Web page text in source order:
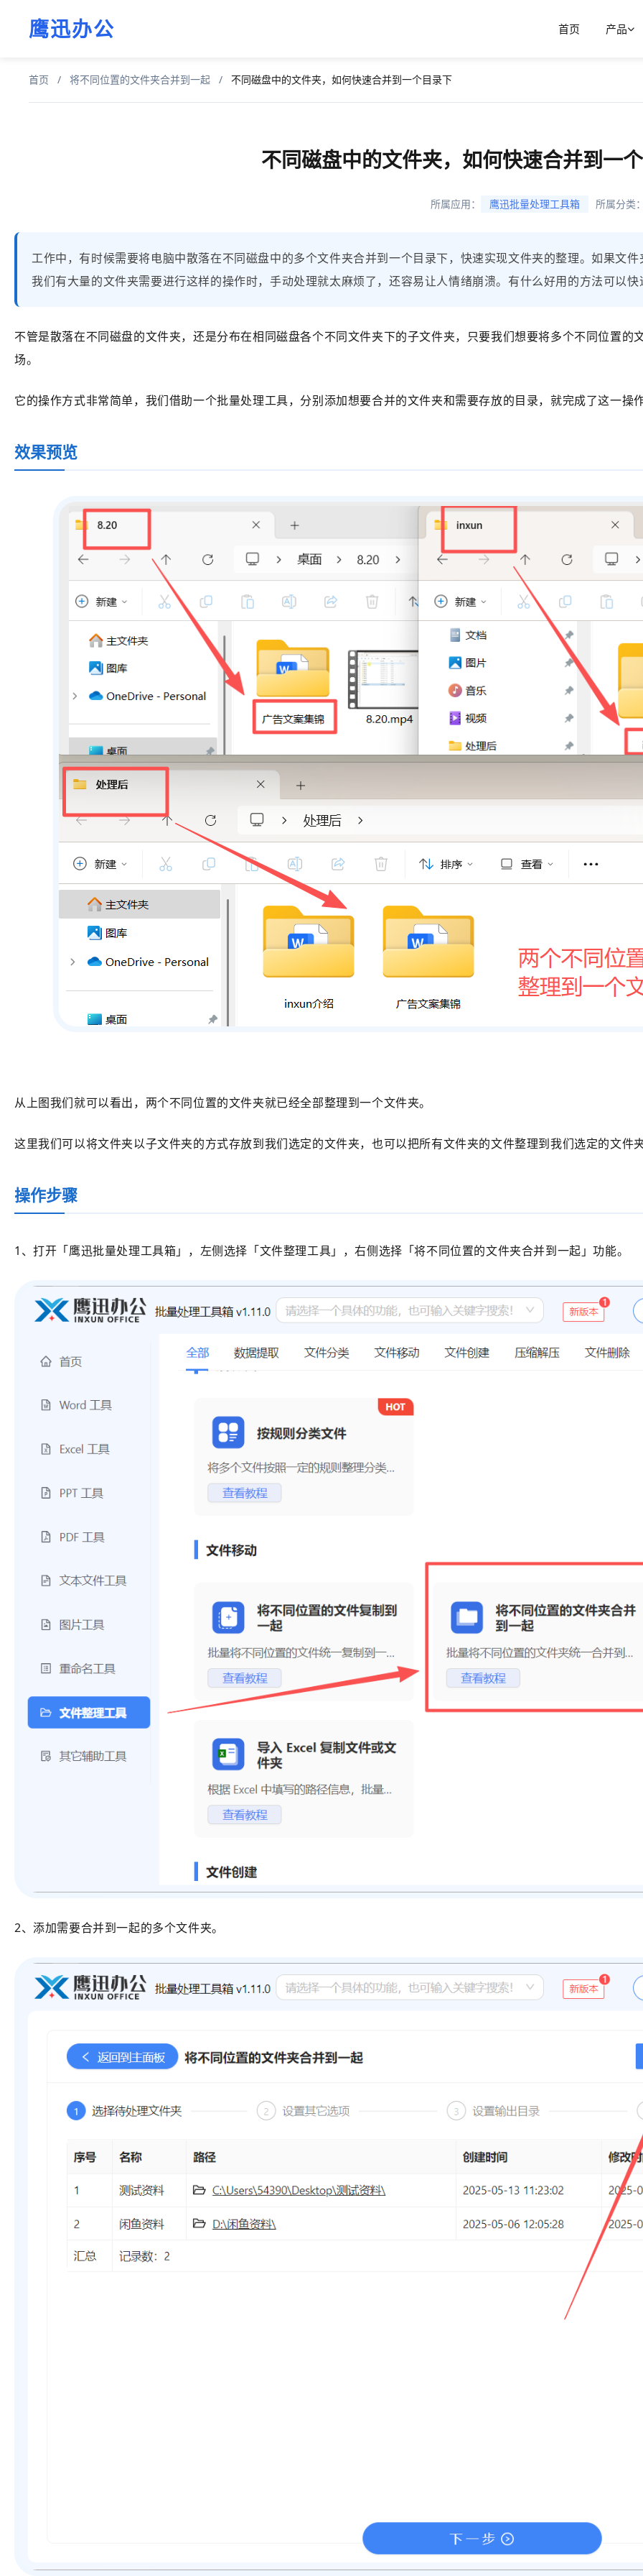
鹰迅办公 首页 产品
首页 / 将不同位置的文件夹合并到一起 / 不同磁盘中的文件夹，如何快速合并到一个目录下
不同磁盘中的文件夹，如何快速合并到一
所属应用： 鹰迅批量处理工具箱 所属分类
工作中，有时候需要将电脑中散落在不同磁盘中的多个文件夹合并到一个目录下，快速实现文件夹的整理。如果文
我们有大量的文件夹需要进行这样的操作时，手动处理就太麻烦了，还容易让人情绪崩溃。有什么好用的方法可以
不管是散落在不同磁盘的文件夹，还是分布在相同磁盘各个不同文件夹下的子文件夹，只要我们想要将多个不同位置
场。
它的操作方式非常简单，我们借助一个批量处理工具，分别添加想要合并的文件夹和需要存放的目录，就完成了这一操
效果预览
从上图我们就可以看出，两个不同位置的文件夹就已经全部整理到一个文件夹。
这里我们可以将文件夹以子文件夹的方式存放到我们选定的文件夹，也可以把所有文件夹的文件整理到我们选定的文件
操作步骤
1、打开 「鹰迅批量处理工具箱」 ，左侧选择 「文件整理工具」 ，右侧选择 「将不同位置的文件夹合并到一起 」功能。
2、添加需要合并到一起的多个文件夹。